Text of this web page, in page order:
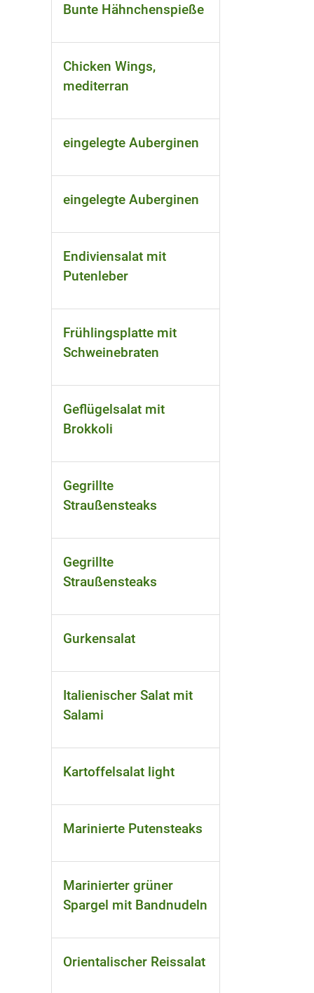
Bunte Hähnchenspieße
Chicken Wings,
mediterran
eingelegte Auberginen
eingelegte Auberginen
Endiviensalat mit
Putenleber
Frühlingsplatte mit
Schweinebraten
Geflügelsalat mit
Brokkoli
Gegrillte
Straußensteaks
Gegrillte
Straußensteaks
Gurkensalat
Italienischer Salat mit
Salami
Kartoffelsalat light
Marinierte Putensteaks
Marinierter grüner
Spargel mit Bandnudeln
Orientalischer Reissalat